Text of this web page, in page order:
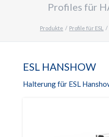
Profiles für
Produkte Profile für ESL
ESL HANSHOW
Halterung für ESL